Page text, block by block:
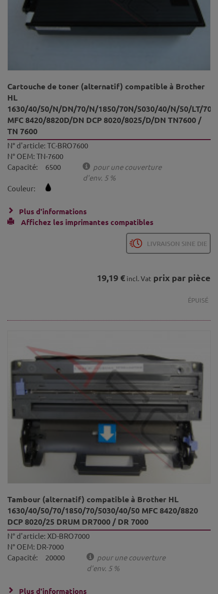
Cartouche de toner (alternatif) compatible à Brother
HL
1630/40/50/N/DN/70/N/1850/70N/5030/40/N/50/LT/70
MFC 8420/8820D/DN DCP 8020/8025/D/DN TN7600 /
TN 7600
N° d'article: TC-BRO7600
N° OEM: TN-7600
Capacité:
6500
pour une couverture
d'env. 5 %
Couleur:
Plus d'informations
Affichez les imprimantes compatibles
LIVRAISON SINE DIE
19,19 € incl. Vat prix par pièce
ÉPUISÉ
Tambour (alternatif) compatible à Brother HL
1630/40/50/70/1850/70/5030/40/50 MFC 8420/8820
DCP 8020/25 DRUM DR7000 / DR 7000
N° d'article: XD-BRO7000
N° OEM: DR-7000
Capacité:
20000
pour une couverture
d'env. 5 %
Plus d'informations